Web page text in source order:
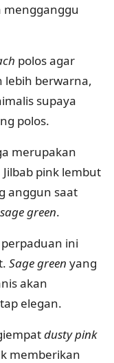
mengganggu
polos agar
lebih berwarna,
supaya
polos.
merupakan
Jilbab pink lembut
anggun saat
sage green.
ini
Sage green yang
akan
elegan.
dusty pink
memberikan